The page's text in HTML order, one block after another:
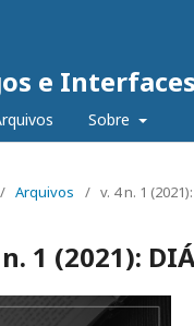
e
Sobre
/ Arquivos / v. 4 n. 1
1 (2021):